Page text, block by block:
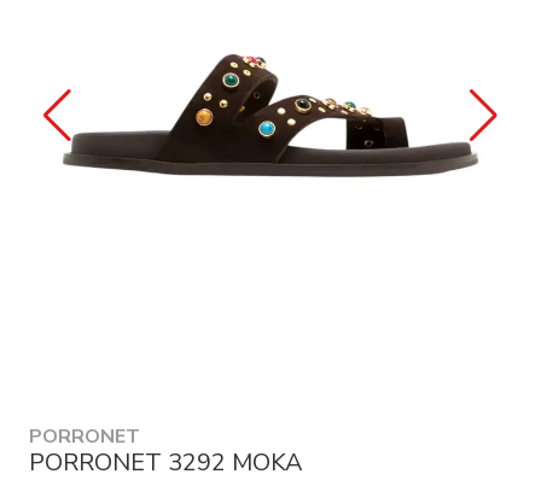
PORRONET
PORRONET 3292 MOKA